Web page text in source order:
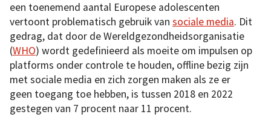
een toenemend aantal Europese adolescenten
vertoont problematisch gebruik van sociale media. Dit
gedrag, dat door de Wereldgezondheidsorganisatie
(WHO) wordt gedefinieerd als moeite om impulsen op
platforms onder controle te houden, offline bezig zijn
met sociale media en zich zorgen maken als ze er
geen toegang toe hebben, is tussen 2018 en 2022
gestegen van 7 procent naar 11 procent.